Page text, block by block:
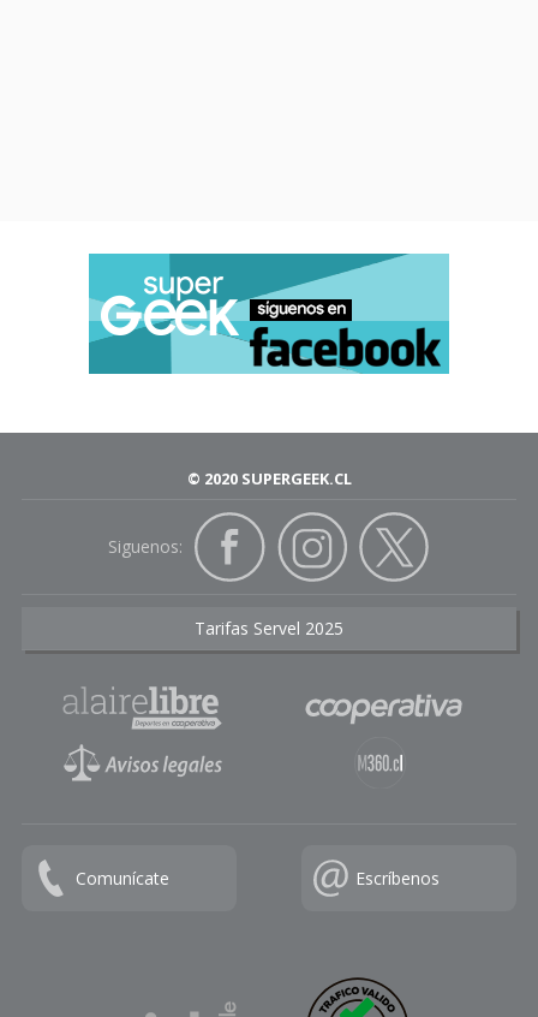
© 2020 SUPERGEEK.CL
Siguenos:
Tarifas Servel 2025
Comunícate Escríbenos